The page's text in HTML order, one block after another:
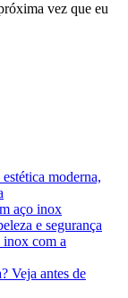
vez que eu
moderna,
aço inox
e segurança
inox com a
Veja antes de